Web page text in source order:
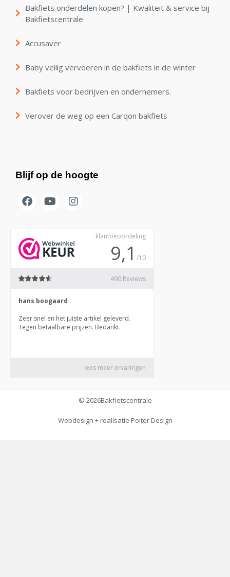
Bakfiets onderdelen kopen? | Kwaliteit & service bij
Bakfietscentrale
Accusaver
Baby veilig vervoeren in de bakfiets in de winter
Bakfiets voor bedrijven en ondernemers.
Verover de weg op een Carqon bakfiets
Blijf op de hoogte
© 2026Bakfietscentrale
Webdesign + realisatie Poiter Design